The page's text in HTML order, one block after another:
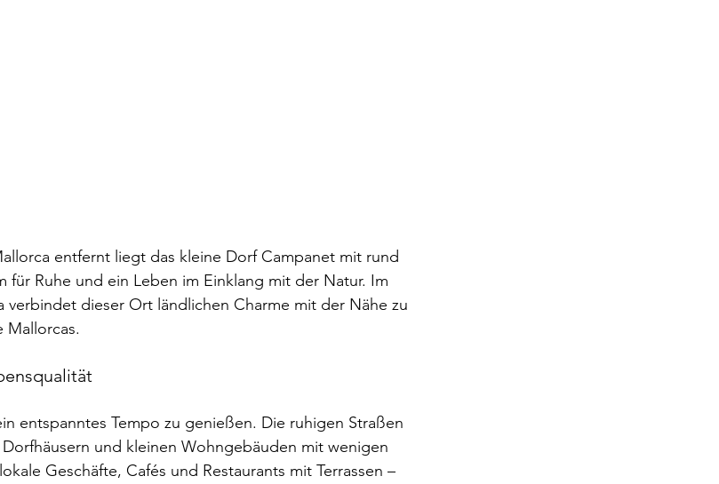
entfernt liegt das kleine Dorf Campanet mit rund
für Ruhe und ein Leben im Einklang mit der Natur. Im
verbindet dieser Ort ländlichen Charme mit der Nähe zu
Mallorcas.
entspanntes Tempo zu genießen. Die ruhigen Straßen
und kleinen Wohngebäuden mit wenigen
Geschäfte, Cafés und Restaurants mit Terrassen –